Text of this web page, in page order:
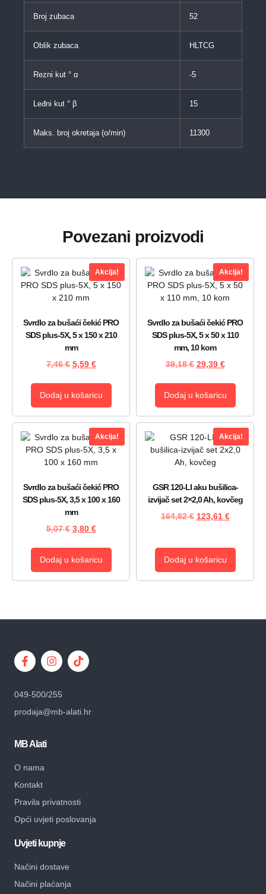
Broj zubaca 52
Oblik zubaca HLTCG
Rezni kut ° α -5
Leđni kut ° β 15
Maks. broj okretaja (o/min) 11300
Povezani proizvodi
Akcija!
Svrdlo za bušaći čekić PRO
SDS plus-5X, 5 x 150 x 210
mm
7,46€ 5,59 €
Dodaj u košaricu
Akcija!
Svrdlo za bušaći čekić PRO
SDS plus-5X, 5 x 50 x 110
mm, 10 kom
39,18€ 29,39 €
Dodaj u košaricu
Akcija!
Svrdlo za bušaći čekić PRO
SDS plus-5X, 3,5 x 100 x 160
mm
5,07€ 3,80 €
Dodaj u košaricu
Akcija!
GSR 120-LI aku bušilica-
izvijač set 2×2,0 Ah, kovčeg
164,82€ 123,61 €
Dodaj u košaricu
049-500/255
prodaja@mb-alati.hr
MB Alati
O nama
Kontakt
Pravila privatnosti
Opći uvjeti poslovanja
Uvjeti kupnje
Načini dostave
Načini plaćanja